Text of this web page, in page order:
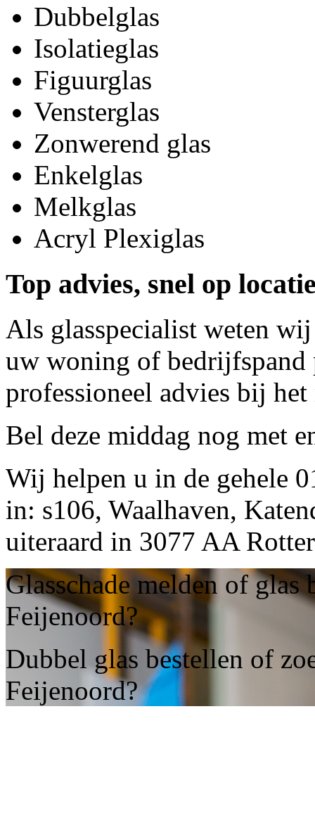
Dubbelglas
Isolatieglas
Figuurglas
Vensterglas
Zonwerend glas
Enkelglas
Melkglas
Acryl Plexiglas
Top advies, snel op
Als glasspecialist weten
uw woning of bedrijfspand
professioneel advies bij
Bel deze middag nog met
Wij helpen u in de gehele
in: s106, Waalhaven,
uiteraard in 3077 AA
Glasschade melden of glas
Feijenoord?
Dubbel glas bestellen of
Feijenoord?